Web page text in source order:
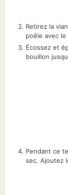
Retirez la
poêle avec le
Écossez et
bouillon
Pendant ce
sec. Ajoutez